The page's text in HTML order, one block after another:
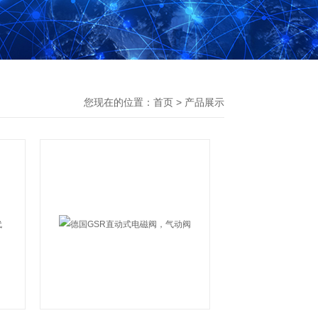
您现在的位置： 首页 > 产品展示